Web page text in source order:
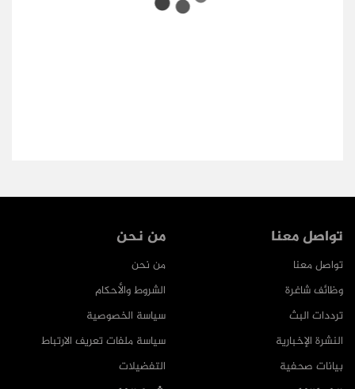
من نحن
من نحن
الشروط والأحكام
سياسة الخصوصية
سياسة ملفات تعريف الارتباط
التفضيلات
تواصل معنا
تواصل معنا
وظائف شاغرة
ترددات البث
النشرة الإخبارية
بيانات صحفية